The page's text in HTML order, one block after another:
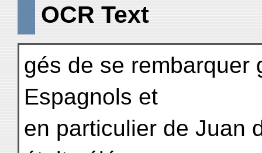
OCR Text
gés de se rembarquer
Espagnols et
en particulier de Juan